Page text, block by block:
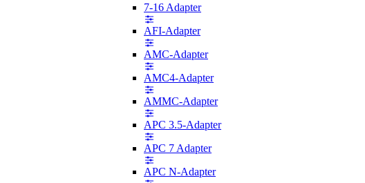
7-16 Adapter
AFI-Adapter
AMC-Adapter
AMC4-Adapter
AMMC-Adapter
APC 3.5-Adapter
APC 7 Adapter
APC N-Adapter